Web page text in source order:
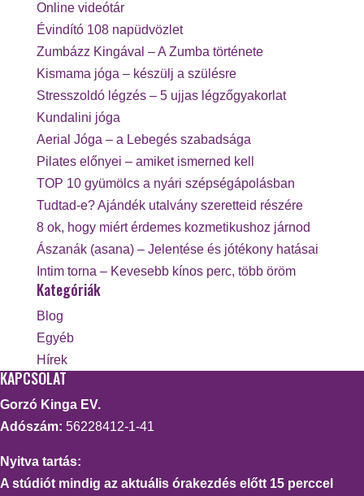
Online videótár
Évindító 108 napüdvözlet
Zumbázz Kingával – A Zumba története
Kismama jóga – készülj a szülésre
Stresszoldó légzés – 5 ujjas légzőgyakorlat
Kundalini jóga
Aerial Jóga – a Lebegés szabadsága
Pilates előnyei – amiket ismerned kell
TOP 10 gyümölcs a nyári szépségápolásban
Tudtad-e? Ajándék utalvány szeretteid részére
8 ok, hogy miért érdemes kozmetikushoz járnod
Ászanák (asana) – Jelentése és jótékony hatásai
Intim torna – Kevesebb kínos perc, több öröm
Kategóriák
Blog
Egyéb
Hírek
KAPCSOLAT
Gorzó Kinga EV.
Adószám: 56228412-1-41
Nyitva tartás:
A stúdiót mindig az aktuális órakezdés előtt 15 perccel